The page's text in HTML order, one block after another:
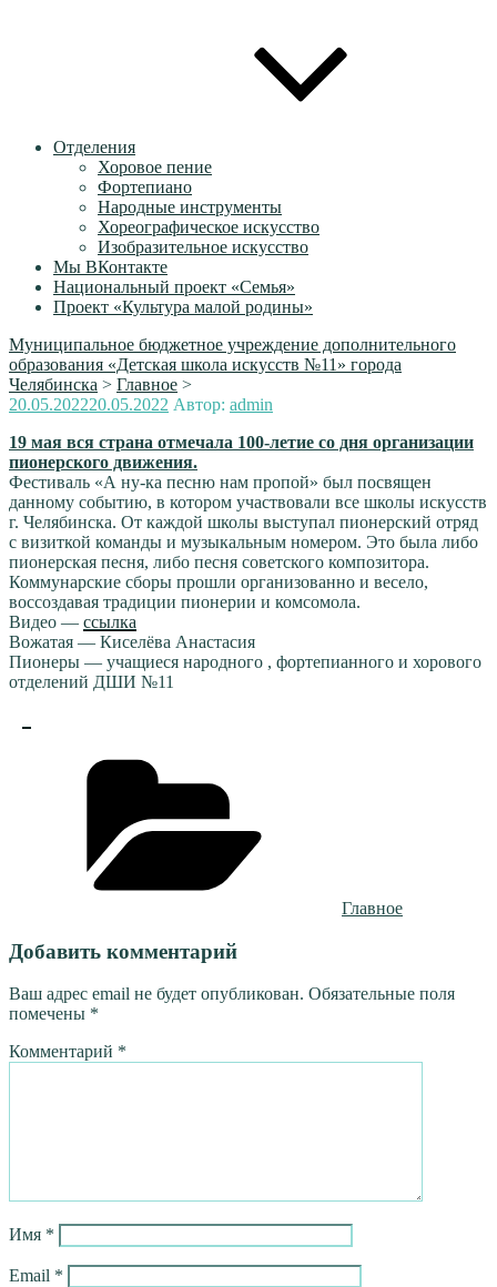
Отделения
Хоровое пение
Фортепиано
Народные инструменты
Хореографическое искусство
Изобразительное искусство
Мы ВКонтакте
Национальный проект «Семья»
Проект «Культура малой родины»
Муниципальное бюджетное учреждение дополнительного
образования «Детская школа искусств №11» города
Челябинска > Главное >
Опубликовано
20.05.202220.05.2022 Автор: admin
19 мая вся страна отмечала 100-летие со дня организации
пионерского движения.
Фестиваль «А ну-ка песню нам пропой» был посвящен
данному событию, в котором участвовали все школы искусств
г. Челябинска. От каждой школы выступал пионерский отряд
с визиткой команды и музыкальным номером. Это была либо
пионерская песня, либо песня советского композитора.
Коммунарские сборы прошли организованно и весело,
воссоздавая традиции пионерии и комсомола.
Видео — ссылка
Вожатая — Киселёва Анастасия
Пионеры — учащиеся народного , фортепианного и хорового
отделений ДШИ №11
Главное
Добавить комментарий
Ваш адрес email не будет опубликован. Обязательные поля
помечены *
Комментарий *
Имя *
Email *